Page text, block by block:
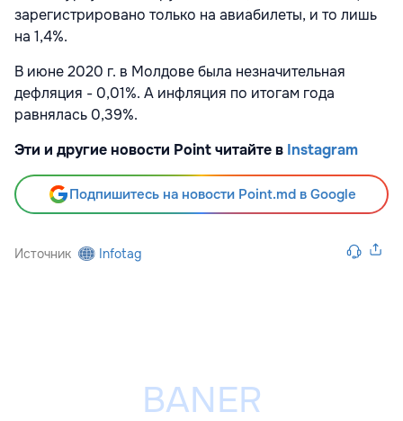
зарегистрировано только на авиабилеты, и то лишь
на 1,4%.
В июне 2020 г. в Молдове была незначительная
дефляция - 0,01%. А инфляция по итогам года
равнялась 0,39%.
Эти и другие новости Point читайте в Instagram
Подпишитесь на новости Point.md в Google
Источник Infotag